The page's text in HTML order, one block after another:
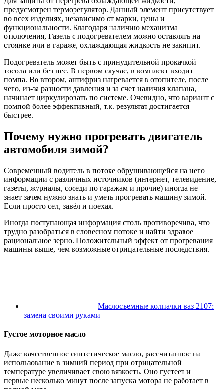
предусмотрен терморегулятор. Данный элемент присутствует
во всех изделиях, независимо от марки, цены и
функциональности. Благодаря наличию механизма
отключения, Газель с подогревателем можно оставлять на
стоянке или в гараже, охлаждающая жидкость не закипит.
Подогреватель может быть с принудительной прокачкой
тосола или без нее. В первом случае, в комплект входит
помпа. Во втором, антифриз нагревается в отопителе, после
чего, из-за разности давления и за счет наличия клапана,
начинает циркулировать по системе. Очевидно, что вариант с
помпой более эффективный, т.к. результат достигается
быстрее.
Почему нужно прогревать двигатель
автомобиля зимой?
Современный водитель в потоке обрушивающейся на него
информации с различных источников (интернет, телевидение,
газеты, журналы, соседи по гаражам и прочие) иногда не
знает зачем нужно знать и уметь прогревать машину зимой.
Если просто сел, завёл и поехал.
Иногда поступающая информация столь противоречива, что
трудно разобраться в словесном потоке и найти здравое
рациональное зерно. Положительный эффект от прогревания
машины выше, чем возможные отрицательные последствия.
Маслосъемные колпачки ваз 2107:
замена своими руками
Густое моторное масло
Даже качественное синтетическое масло, рассчитанное на
использование в зимний период при отрицательной
температуре увеличивает свою вязкость. Оно густеет и
первые несколько минут после запуска мотора не работает в